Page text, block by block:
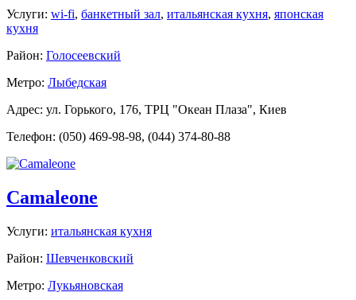
Услуги: wi-fi, банкетный зал, итальянская кухня, японская
кухня
Район: Голосеевский
Метро: Лыбедская
Адрес: ул. Горького, 176, ТРЦ "Океан Плаза", Киев
Телефон: (050) 469-98-98, (044) 374-80-88
Camaleone
Услуги: итальянская кухня
Район: Шевченковский
Метро: Лукьяновская